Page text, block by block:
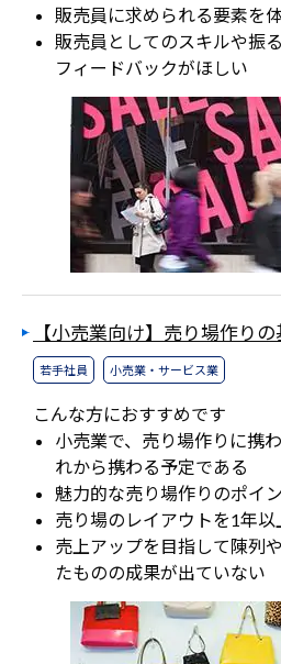
販売員に求められる要素を
販売員としてのスキルや振
フィードバックがほしい
【小売業向け】売り場作り
若手社員 小売業・サービス業
こんな方におすすめです
小売業で、売り場作りに携
れから携わる予定である
魅力的な売り場作りのポイ
売り場のレイアウトを1年
売上アップを目指して陳列
たものの成果が出ていない